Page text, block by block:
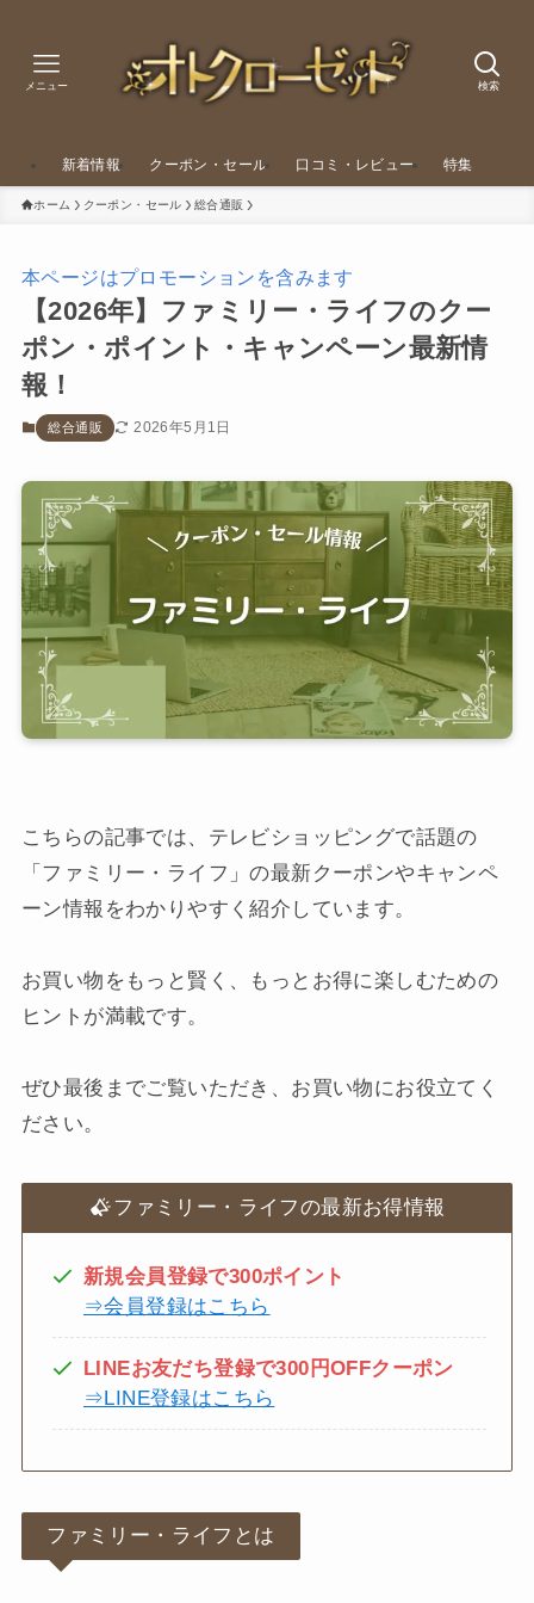
検索
メニュー
新着情報 クーポン・セール 口コミ・レビュー 特集
ホーム クーポン・セール 総合通販
本ページはプロモーションを含みます
【2026年】ファミリー・ライフのクー
ポン・ポイント・キャンペーン最新情
報！
総合通販 2026年5月1日
こちらの記事では、テレビショッピングで話題の
「ファミリー・ライフ」の最新クーポンやキャンペ
ーン情報をわかりやすく紹介しています。
お買い物をもっと賢く、もっとお得に楽しむための
ヒントが満載です。
ぜひ最後までご覧いただき、お買い物にお役立てく
ださい。
ファミリー・ライフの最新お得情報
新規会員登録で300ポイント
⇒会員登録はこちら
LINEお友だち登録で300円OFFクーポン
⇒LINE登録はこちら
ファミリー・ライフとは